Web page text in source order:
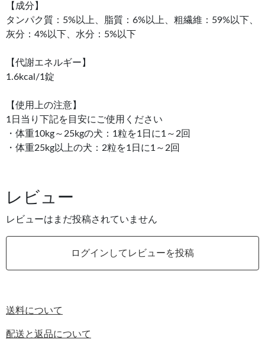
【成分】
タンパク質：5%以上、脂質：6%以上、粗繊維：59%以下、
灰分：4%以下、水分：5%以下
【代謝エネルギー】
1.6kcal/1錠
【使用上の注意】
1日当り下記を目安にご使用ください
・体重10kg～25kgの犬：1粒を1日に1～2回
・体重25kg以上の犬：2粒を1日に1～2回
レビュー
レビューはまだ投稿されていません
ログインしてレビューを投稿
送料について
配送と返品について